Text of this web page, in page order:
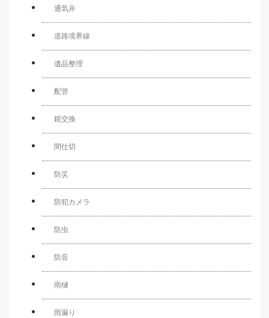
通気弁
道路境界線
遺品整理
配管
鏡交換
間仕切
防災
防犯カメラ
防虫
防音
雨樋
雨漏り